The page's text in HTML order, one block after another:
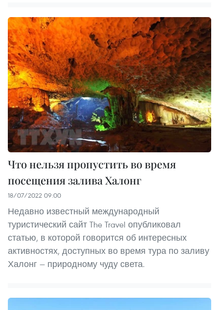
Что нельзя пропустить во время
посещения залива Халонг
18/07/2022 09:00
Недавно известный международный
туристический сайт The Travel опубликовал
статью, в которой говорится об интересных
активностях, доступных во время тура по заливу
Халонг — природному чуду света.